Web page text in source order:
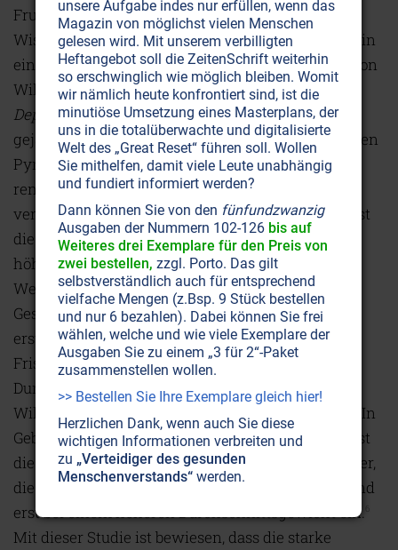
Fruchtbarkeit bei Wildschweinen. Die
Wissenschaftler um Sabrina Servanty verglichen in
einem Zeitraum von 22 Jahren die Vermehrung von
Wildschweinen in einem Waldgebiet im
Departement Haute Marne,in dem sehr intensiv
gejagt wird, mit einem wenig bejagten Gebiet in den
Pyrenäen. Das Ergebnis wurde nun im
renommiertenJournal of Animal Ecology
veröffentlicht: Wenn hoher Jagddruck herrscht, ist
die Fruchtbarkeit bei Wildschweinen wesentlich
höher als in Gebieten, in denen kaum gejagt wird.
Weiterhin tritt bei intensiver Bejagung die
Geschlechtsreife deutlich früher – vor Ende des
ersten Lebensjahres – ein, sodass bereits
Frischlingsbachen trächtig werden. Auch das
Durchschnittsgewicht der erstmalig fruchtbaren
Wildschweine ist bei hohem Jagddruck geringer. In
Gebieten, in denen wenig Jäger unterwegs sind, ist
die Vermehrung der Wildschweine deutlich kleiner,
die Geschlechtsreife bei den Bachen tritt später und
erst bei einem höheren Durchschnittsgewicht ein.
Mit dieser Studie ist bewiesen, dass die starke
unsere Aufgabe indes nur erfüllen, wenn das
Magazin von möglichst vielen Menschen
gelesen wird. Mit unserem verbilligten
Heftangebot soll die ZeitenSchrift weiterhin
so erschwinglich wie möglich bleiben. Womit
wir nämlich heute konfrontiert sind, ist die
minutiöse Umsetzung eines Masterplans, der
uns in die totalüberwachte und digitalisierte
Welt des „Great Reset“ führen soll. Wollen
Sie mithelfen, damit viele Leute unabhängig
und fundiert informiert werden?
Dann können Sie von den fünfundzwanzig
Ausgaben der Nummern 102-126 bis auf
Weiteres drei Exemplare für den Preis von
zwei bestellen, zzgl. Porto. Das gilt
selbstverständlich auch für entsprechend
vielfache Mengen (z.Bsp. 9 Stück bestellen
und nur 6 bezahlen). Dabei können Sie frei
wählen, welche und wie viele Exemplare der
Ausgaben Sie zu einem „3 für 2“-Paket
zusammenstellen wollen.
>> Bestellen Sie Ihre Exemplare gleich hier!
Herzlichen Dank, wenn auch Sie diese
wichtigen Informationen verbreiten und
zu „Verteidiger des gesunden
Menschenverstands“ werden.